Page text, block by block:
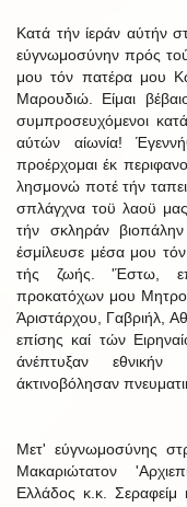
Κατά τήν ίεράν αύτήν
εύγνωμοσύνην πρός
μου τόν πατέρα μου
Μαρουδιώ. Είμαι
συμπροσευχόμενοι
αύτών αίωνία!
προέρχομαι έκ
λησμονώ ποτέ τήν
σπλάγχνα τοϋ λαοϋ
τήν σκληράν
έσμίλευσε μέσα μου
τής ζωής. 'Έστω,
προκατόχων μου
Άριστάρχου, Γαβριήλ,
επίσης καί τών
άνέπτυξαν εθνικήν
άκτινοβόλησαν
Μετ' εύγνωμοσύνης
Μακαριώτατον
Ελλάδος κ.κ. Σεραφείμ